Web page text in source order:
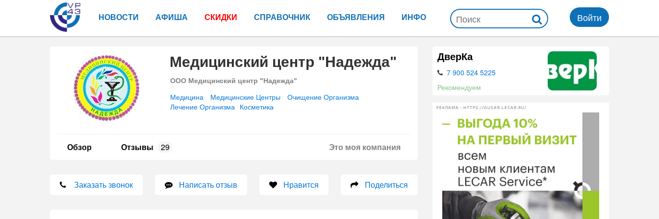
НОВОСТИ АФИША СКИДКИ СПРАВОЧНИК ОБЪЯВЛЕНИЯ ИНФО Войти
Медицинский центр "Надежда"
ООО Медицинский центр "Надежда"
Медицина Медицинские Центры
Очищение Организма
Лечение Организма Косметика
Это моя компания
Обзор Отзывы 29
Заказать звонок Написать отзыв Нравится Поделиться
ДверКа
7 900 524 5225
Рекомендуем
РЕКЛАМА • HTTPS://GUSAR.LECAR.RU/